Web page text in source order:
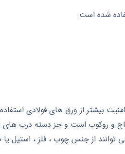
شده است.
امنیت بیشتر از ورق های فولادی
و روکوب است و جز دسته درب
توانند از جنس چوب ، فلز ، استیل